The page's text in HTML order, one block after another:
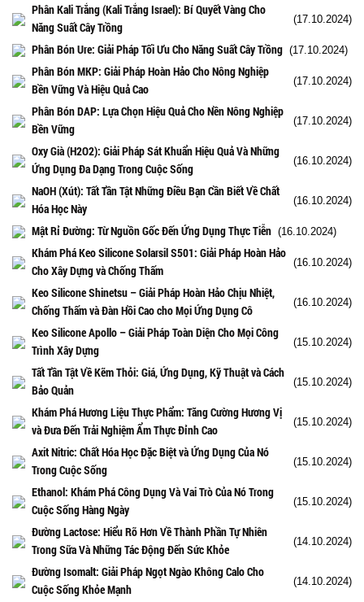
Phân Kali Trắng (Kali Trắng Israel): Bí Quyết Vàng Cho
Năng Suất Cây Trồng
(17.10.2024)
Phân Bón Ure: Giải Pháp Tối Ưu Cho Năng Suất Cây Trồng (17.10.2024)
Phân Bón MKP: Giải Pháp Hoàn Hảo Cho Nông Nghiệp
Bền Vững Và Hiệu Quả Cao
(17.10.2024)
Phân Bón DAP: Lựa Chọn Hiệu Quả Cho Nền Nông Nghiệp
Bền Vững
(17.10.2024)
Oxy Già (H2O2): Giải Pháp Sát Khuẩn Hiệu Quả Và Những
Ứng Dụng Đa Dạng Trong Cuộc Sống
(16.10.2024)
NaOH (Xút): Tất Tần Tật Những Điều Bạn Cần Biết Về Chất
Hóa Học Này
(16.10.2024)
Mật Rỉ Đường: Từ Nguồn Gốc Đến Ứng Dụng Thực Tiễn (16.10.2024)
Khám Phá Keo Silicone Solarsil S501: Giải Pháp Hoàn Hảo
Cho Xây Dựng và Chống Thấm
(16.10.2024)
Keo Silicone Shinetsu – Giải Pháp Hoàn Hảo Chịu Nhiệt,
Chống Thấm và Đàn Hồi Cao cho Mọi Ứng Dụng Cô
(16.10.2024)
Keo Silicone Apollo – Giải Pháp Toàn Diện Cho Mọi Công
Trình Xây Dựng
(15.10.2024)
Tất Tần Tật Về Kẽm Thỏi: Giá, Ứng Dụng, Kỹ Thuật và Cách
Bảo Quản
(15.10.2024)
Khám Phá Hương Liệu Thực Phẩm: Tăng Cường Hương Vị
và Đưa Đến Trải Nghiệm Ẩm Thực Đỉnh Cao
(15.10.2024)
Axit Nitric: Chất Hóa Học Đặc Biệt và Ứng Dụng Của Nó
Trong Cuộc Sống
(15.10.2024)
Ethanol: Khám Phá Công Dụng Và Vai Trò Của Nó Trong
Cuộc Sống Hàng Ngày
(15.10.2024)
Đường Lactose: Hiểu Rõ Hơn Về Thành Phần Tự Nhiên
Trong Sữa Và Những Tác Động Đến Sức Khỏe
(14.10.2024)
Đường Isomalt: Giải Pháp Ngọt Ngào Không Calo Cho
Cuộc Sống Khỏe Mạnh
(14.10.2024)